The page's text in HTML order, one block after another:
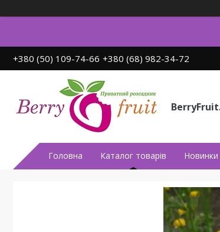
+380 (50) 109-74-66 +380 (68) 982-34-72
Головна Каталог товарів